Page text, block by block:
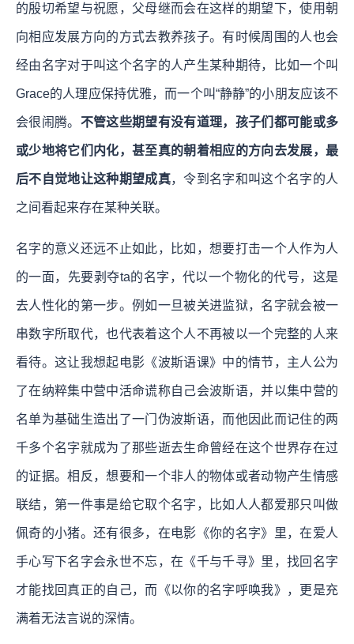
的殷切希望与祝愿，父母继而会在这样的期望下，使用朝
向相应发展方向的方式去教养孩子。有时候周围的人也会
经由名字对于叫这个名字的人产生某种期待，比如一个叫
Grace的人理应保持优雅，而一个叫“静静”的小朋友应该不
会很闹腾。 不管这些期望有没有道理，孩子们都可能或多
或少地将它们内化，甚至真的朝着相应的方向去发展，最
后不自觉地让这种期望成真，令到名字和叫这个名字的人
之间看起来存在某种关联。
名字的意义还远不止如此，比如，想要打击一个人作为人
的一面，先要剥夺ta的名字，代以一个物化的代号，这是
去人性化的第一步。例如一旦被关进监狱，名字就会被一
串数字所取代，也代表着这个人不再被以一个完整的人来
看待。这让我想起电影《波斯语课》中的情节，主人公为
了在纳粹集中营中活命谎称自己会波斯语，并以集中营的
名单为基础生造出了一门伪波斯语，而他因此而记住的两
千多个名字就成为了那些逝去生命曾经在这个世界存在过
的证据。相反，想要和一个非人的物体或者动物产生情感
联结，第一件事是给它取个名字，比如人人都爱那只叫做
佩奇的小猪。还有很多，在电影《你的名字》里，在爱人
手心写下名字会永世不忘，在《千与千寻》里，找回名字
才能找回真正的自己，而《以你的名字呼唤我》，更是充
满着无法言说的深情。